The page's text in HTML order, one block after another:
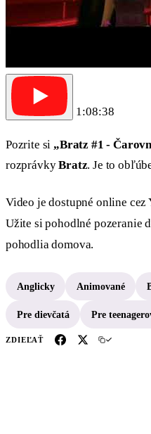
1:08:38
Pozrite si „Bratz #1 -
rozprávkyBratz. Je to
Video je dostupné online cez
Užite si pohodlné pozeranie
pohodlia domova.
Anglicky Animované
Pre dievčatá Pre
ZDIEĽAŤ